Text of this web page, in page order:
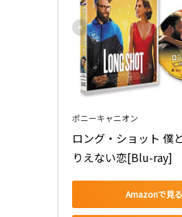
ポニーキャニオン
ロング・ショット 僕
りえない恋[Blu-ray]
Amazonで見る